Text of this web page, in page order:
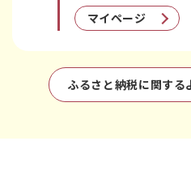
マイページ
ふるさと納税に関する